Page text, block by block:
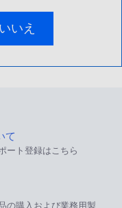
いいえ
て
ート登録はこちら